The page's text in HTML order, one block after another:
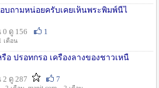
บถามหน่อยครับเคยเห็นพระพิมพ์นี้ไ
ดู 156
1
เดือน
อ ปรอทกรอ เครื่องลางของชาวเหนื
ดู 287
7